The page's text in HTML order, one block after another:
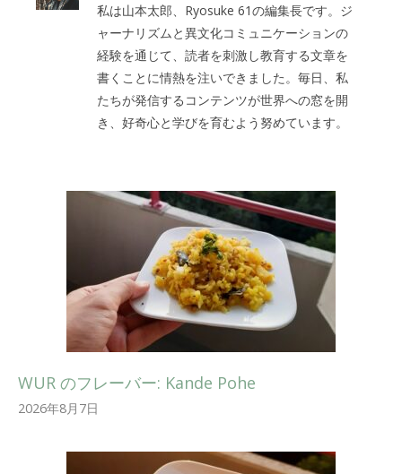
私は山本太郎、Ryosuke 61の編集長です。ジ
ャーナリズムと異文化コミュニケーションの
経験を通じて、読者を刺激し教育する文章を
書くことに情熱を注いできました。毎日、私
たちが発信するコンテンツが世界への窓を開
き、好奇心と学びを育むよう努めています。
WUR のフレーバー: Kande Pohe
2026年8月7日